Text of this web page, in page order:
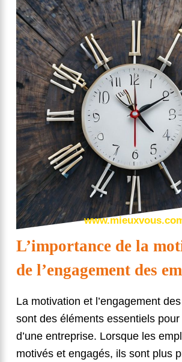
L’importance de la
de l’engagement des
La motivation et l’engagement
sont des éléments essentiels
d’une entreprise. Lorsque les
motivés et engagés, ils sont plus